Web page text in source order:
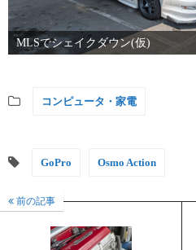
MLSでシェイクダウン(仮)
コンピュータ・家電
GoPro Osmo Action
前の記事